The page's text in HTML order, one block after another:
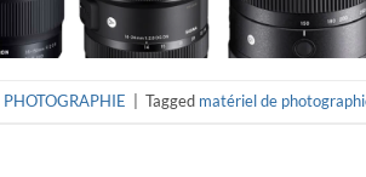
PHOTOGRAPHIE Tagged matériel de